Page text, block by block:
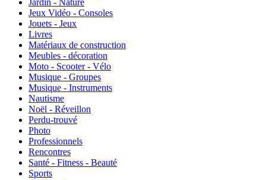
Jeux Vidéo - Consoles
Jouets - Jeux
Livres
Matériaux de construction
Meubles - décoration
Moto - Scooter - Vélo
Musique - Groupes
Musique - Instruments
Nautisme
Noël - Réveillon
Perdu-trouvé
Photo
Professionnels
Rencontres
Santé - Fitness - Beauté
Sports